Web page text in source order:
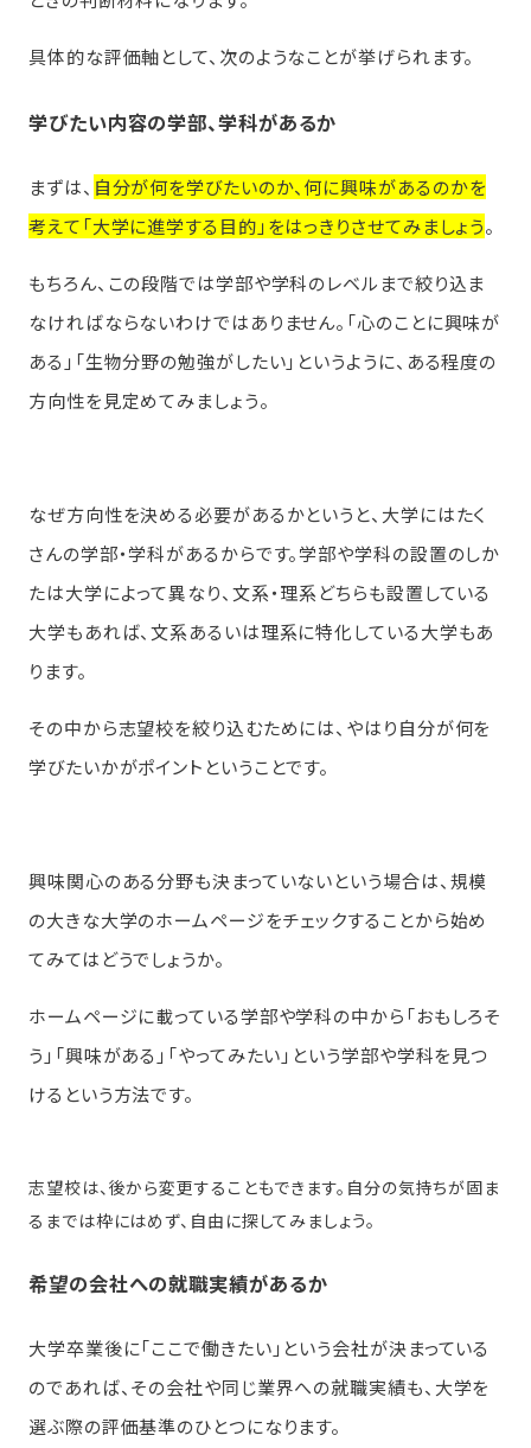
具体的な評価軸として、次のようなことが挙げられます。
学びたい内容の学部、学科があるか
まずは、 自分が何を学びたいのか、何に興味があるのかを
考えて「大学に進学する目的」をはっきりさせてみましょう。
もちろん、この段階では学部や学科のレベルまで絞り込ま
なければならないわけではありません。「心のことに興味が
ある」「生物分野の勉強がしたい」というように、ある程度の
方向性を見定めてみましょう。
なぜ方向性を決める必要があるかというと、大学にはたく
さんの学部・学科があるからです。学部や学科の設置のしか
たは大学によって異なり、文系・理系どちらも設置している
大学もあれば、文系あるいは理系に特化している大学もあ
ります。
その中から志望校を絞り込むためには、やはり自分が何を
学びたいかがポイントということです。
興味関心のある分野も決まっていないという場合は、規模
の大きな大学のホームページをチェックすることから始め
てみてはどうでしょうか。
ホームページに載っている学部や学科の中から「おもしろそ
う」「興味がある」「やってみたい」という学部や学科を見つ
けるという方法です。
志望校は、後から変更することもできます。自分の気持ちが固ま
るまでは枠にはめず、自由に探してみましょう。
希望の会社への就職実績があるか
大学卒業後に「ここで働きたい」という会社が決まっている
のであれば、その会社や同じ業界への就職実績も、大学を
選ぶ際の評価基準のひとつになります。